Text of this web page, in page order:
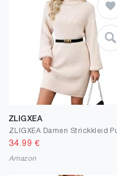
ZLIGXEA
34.99 €
Amazon